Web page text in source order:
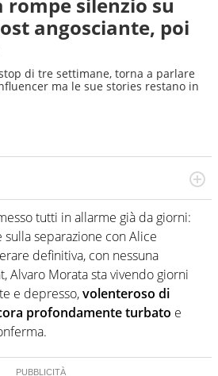
angosciante, poi
di tre settimane, torna a parlare
ma le sue stories restano in
seguito numerose manifestazioni
con agenzie e testate. Esperienza,
e memoria storica. Si occupa
calcio
tutti in allarme già da giorni:
separazione con Alice
definitiva, con nessuna
Alvaro Morata sta vivendo giorni
e depresso,volenteroso di
profondamente turbato e